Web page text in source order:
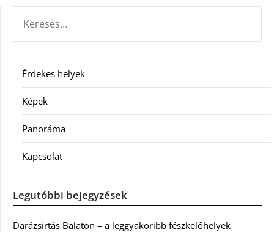
Érdekes helyek
Képek
Panoráma
Kapcsolat
Legutóbbi bejegyzések
Darázsirtás Balaton – a leggyakoribb fészkelőhelyek